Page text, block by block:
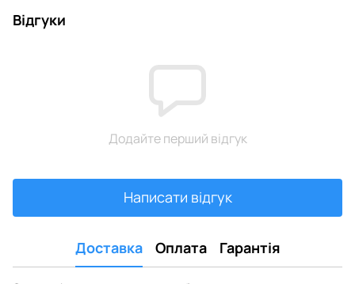
Відгуки
Додайте перший відгук
Написати відгук
Доставка Оплата Гарантія